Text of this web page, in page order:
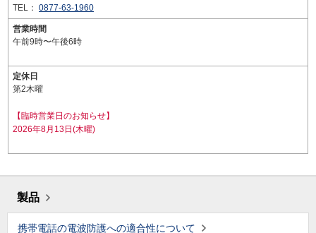
TEL： 0877-63-1960
営業時間
午前9時〜午後6時
定休日
第2木曜
【臨時営業日のお知らせ】
2026年8月13日(木曜)
製品
携帯電話の電波防護への適合性について